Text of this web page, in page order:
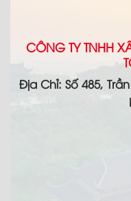
CÔNG TY TNHH
Địa Chỉ: Số 485,